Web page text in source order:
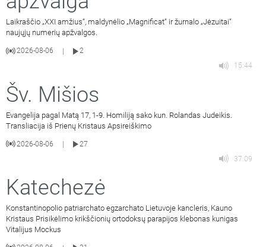
Laikraščio „XXI amžius“, maldynėlio „Magnificat“ ir žurnalo „Jėzuitai“
naujųjų numerių apžvalgos.
2026-08-06
2
15:44
Šv. Mišios
Evangelija pagal Matą 17, 1-9. Homiliją sako kun. Rolandas Judeikis.
Transliacija iš Prienų Kristaus Apsireiškimo
2026-08-06
27
37:09
Katechezė
Konstantinopolio patriarchato egzarchato Lietuvoje kancleris, Kauno
Kristaus Prisikėlimo krikščionių ortodoksų parapijos klebonas kunigas
Vitalijus Mockus